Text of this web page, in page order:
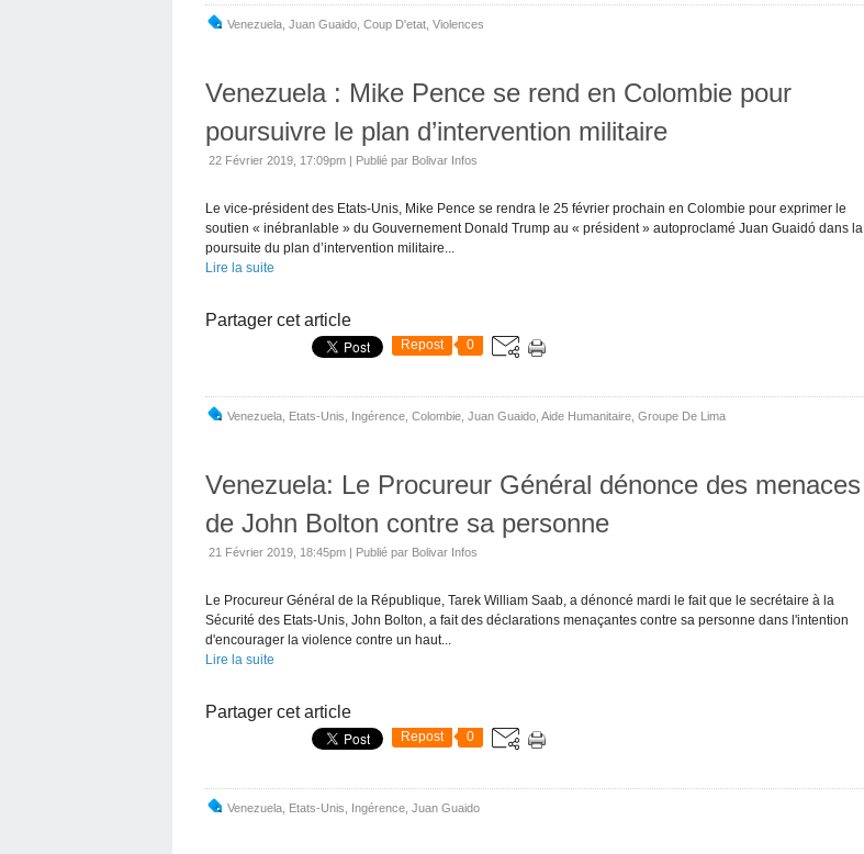
Venezuela Juan Guaido Coup D'etat Violences
Venezuela : Mike Pence se rend en Colombie pour
poursuivre le plan d’intervention militaire
22 Février 2019, 17:09pm | Publié par Bolivar Infos
Le vice-président des Etats-Unis, Mike Pence se rendra le 25 février prochain en Colombie pour exprimer le
soutien « inébranlable » du Gouvernement Donald Trump au « président » autoproclamé Juan Guaidó dans la
poursuite du plan d’intervention militaire...
Lire la suite
Partager cet article
Repost 0
Venezuela Etats-Unis Ingérence Colombie Juan Guaido Aide Humanitaire Groupe De Lima
Venezuela: Le Procureur Général dénonce des menaces
de John Bolton contre sa personne
21 Février 2019, 18:45pm | Publié par Bolivar Infos
Le Procureur Général de la République, Tarek William Saab, a dénoncé mardi le fait que le secrétaire à la
Sécurité des Etats-Unis, John Bolton, a fait des déclarations menaçantes contre sa personne dans l'intention
d'encourager la violence contre un haut...
Lire la suite
Partager cet article
Repost 0
Venezuela Etats-Unis Ingérence Juan Guaido